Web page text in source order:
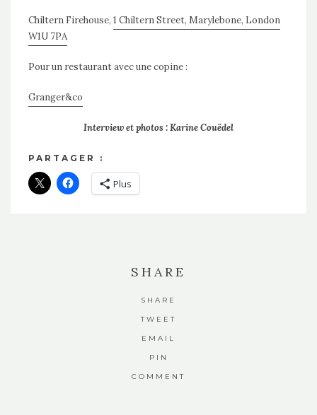
Chiltern Firehouse, 1 Chiltern Street, Marylebone, London
W1U 7PA
Pour un restaurant avec une copine :
Granger&co
Interview et photos : Karine Couëdel
PARTAGER :
Plus
SHARE
SHARE
TWEET
EMAIL
PIN
COMMENT